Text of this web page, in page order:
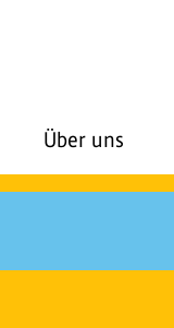
Über uns